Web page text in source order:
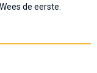
de eerste.